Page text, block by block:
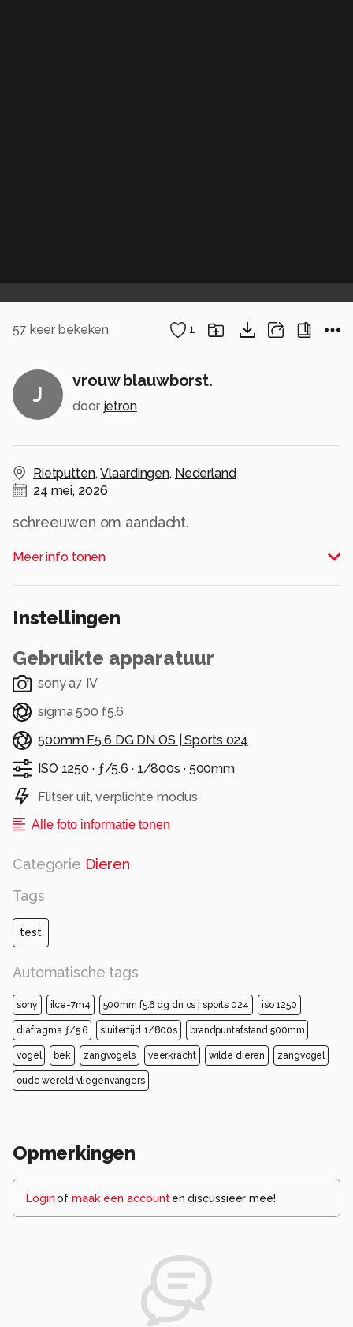
57 keer bekeken 1
J
vrouw blauwborst.
door jetron
Rietputten,Vlaardingen, Nederland
24 mei, 2026
schreeuwen om aandacht.
Alle rechten voorbehouden
Meer info tonen
Instellingen
Gebruikte apparatuur
sony a7 IV
sigma 500 f5.6
500mm F5.6 DG DN OS | Sports 024
ISO 1250 · ƒ/5.6 · 1/800s · 500mm
Flitser uit, verplichte modus
Alle foto informatie tonen
Categorie Dieren
Tags
test
Automatische tags
sony ilce-7m4 500mm f5.6 dg dn os | sports 024 iso 1250
diafragma ƒ/5.6 sluitertijd 1/800s brandpuntafstand 500mm
vogel bek zangvogels veerkracht wilde dieren zangvogel
oude wereld vliegenvangers
Opmerkingen
Loginof maak een account en discussieer mee!